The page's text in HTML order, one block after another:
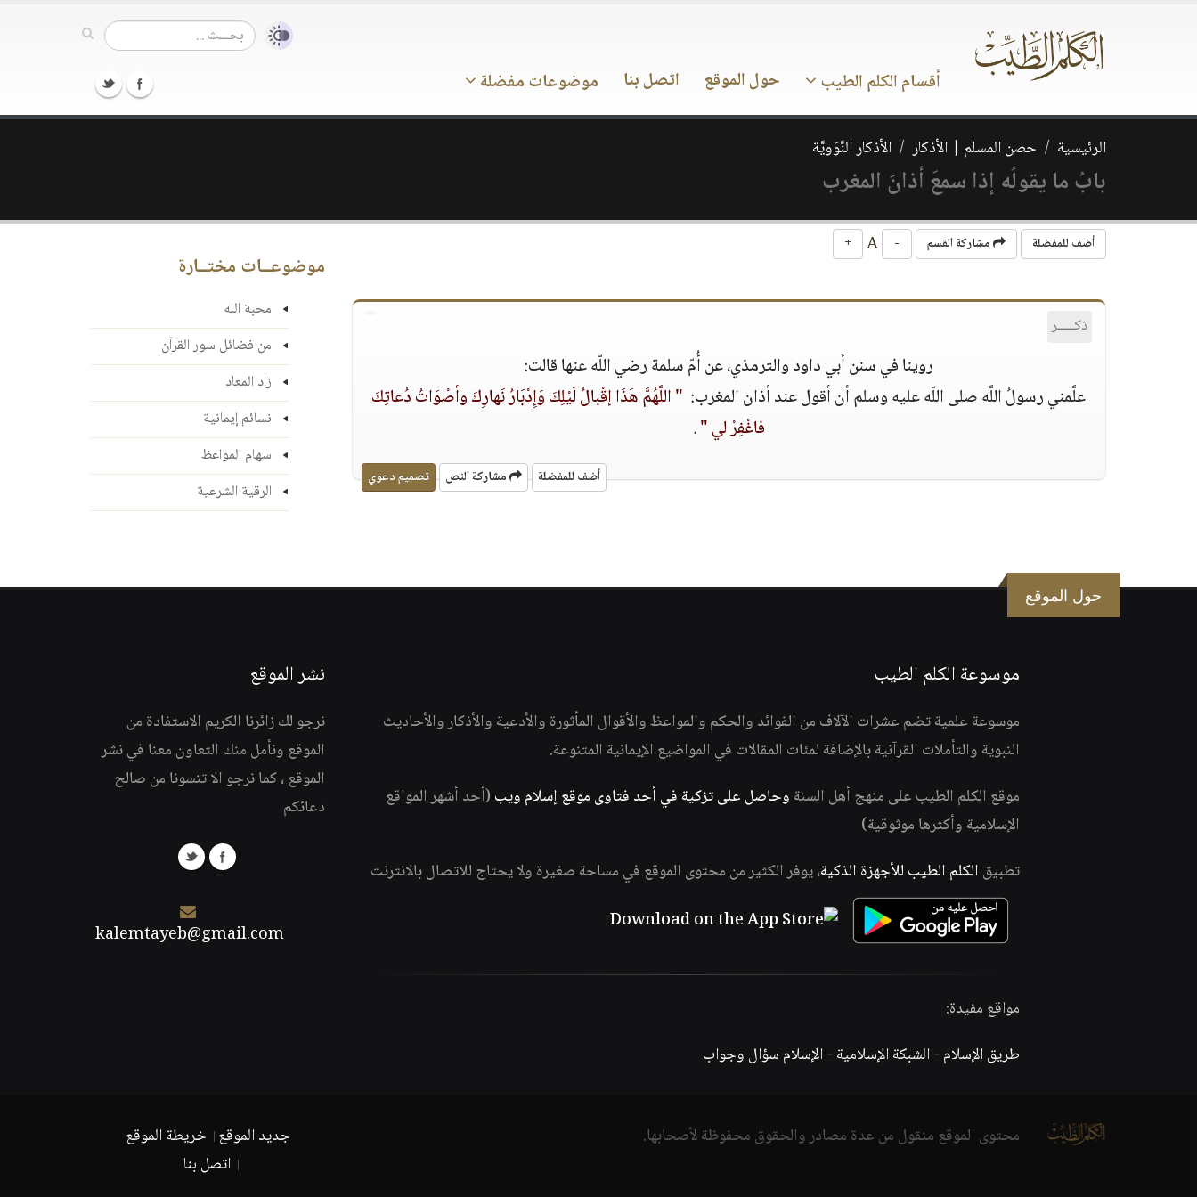
أقسام الكلم الطيب حول الموقع اتصل بنا موضوعات مفضلة
الرئيسية حصن المسلم | الأذكار الأذكار النَّوَويَّة
بابُ ما يقولُه إذا سمعَ أذانَ المغرب
أضف للمفضلة مشاركة القسم -
+
ذكـــــر
روينا في سنن أبي داود والترمذي، عن أُمّ سلمة رضي اللّه عنها قالت‏:‏
علَّمني رسولُ اللَّه صلى اللّه عليه وسلم أن أقول عند أذان المغرب‏:‏ ‏ " ‏اللَّهُمَّ هَذَا إقْبالُ لَيْلِكَ وَإِدْبَارُ نَهارِكَ وأصْوَاتُ دُعاتِكَ
فاغْفِرْ لي‏ "‏‏.‏‏
أضف للمفضلة مشاركة النص تصميم دعوي
موضوعــات مختــارة
محبة الله
من فضائل سور القرآن
زاد المعاد
نسائم إيمانية
سهام المواعظ
الرقية الشرعية
حول الموقع
موسوعة الكلم الطيب
موسوعة علمية تضم عشرات الآلاف من الفوائد والحكم والمواعظ والأقوال المأثورة والأدعية والأذكار والأحاديث
النبوية والتأملات القرآنية بالإضافة لمئات المقالات في المواضيع الإيمانية المتنوعة.
موقع الكلم الطيب على منهج أهل السنة وحاصل على تزكية في أحد فتاوى موقع إسلام ويب (أحد أشهر المواقع
الإسلامية وأكثرها موثوقية)
تطبيق الكلم الطيب للأجهزة الذكية، يوفر الكثير من محتوى الموقع في مساحة صغيرة ولا يحتاج للاتصال بالانترنت
مواقع مفيدة:
طريق الإسلام -الشبكة الإسلامية -الإسلام سؤال وجواب
نشر الموقع
نرجو لك زائرنا الكريم الاستفادة من
الموقع ونأمل منك التعاون معنا في نشر
الموقع ، كما نرجو الا تنسونا من صالح
دعائكم
kalemtayeb@gmail.com
محتوى الموقع منقول من عدة مصادر والحقوق محفوظة لأصحابها. جديد الموقع خريطة الموقع
اتصل بنا